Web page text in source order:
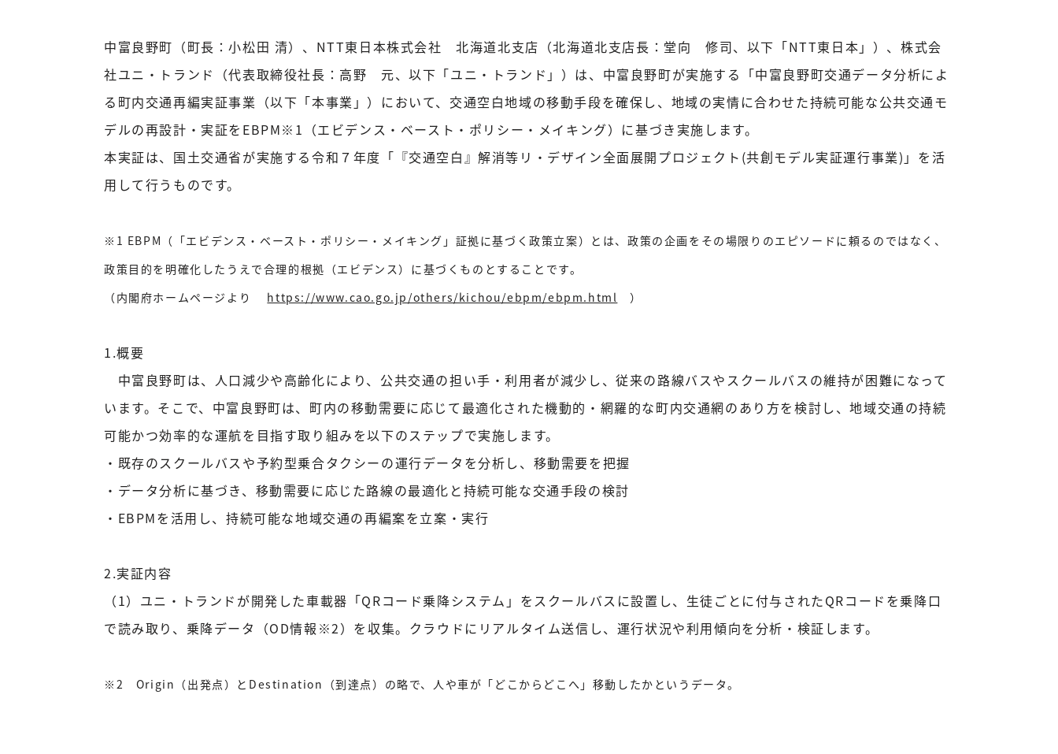
中富良野町（町長：小松田 清）、NTT東日本株式会社 北海道北支店（北海道北支店長：堂向 修司、以下「NTT東日本」）、株式会
社ユニ・トランド（代表取締役社長：高野 元、以下「ユニ・トランド」）は、中富良野町が実施する「中富良野町交通データ分析によ
る町内交通再編実証事業（以下「本事業」）において、交通空白地域の移動手段を確保し、地域の実情に合わせた持続可能な公共交通モ
デルの再設計・実証をEBPM※1（エビデンス・ベースト・ポリシー・メイキング）に基づき実施します。
本実証は、国土交通省が実施する令和７年度「『交通空白』解消等リ・デザイン全面展開プロジェクト(共創モデル実証運行事業)」を活
用して行うものです。
※1 EBPM（「エビデンス・ベースト・ポリシー・メイキング」証拠に基づく政策立案）とは、政策の企画をその場限りのエピソードに頼るのではなく、
政策目的を明確化したうえで合理的根拠（エビデンス）に基づくものとすることです。
（内閣府ホームページより https://www.cao.go.jp/others/kichou/ebpm/ebpm.html ）
1.概要
中富良野町は、人口減少や高齢化により、公共交通の担い手・利用者が減少し、従来の路線バスやスクールバスの維持が困難になって
います。そこで、中富良野町は、町内の移動需要に応じて最適化された機動的・網羅的な町内交通網のあり方を検討し、地域交通の持続
可能かつ効率的な運航を目指す取り組みを以下のステップで実施します。
・既存のスクールバスや予約型乗合タクシーの運行データを分析し、移動需要を把握
・データ分析に基づき、移動需要に応じた路線の最適化と持続可能な交通手段の検討
・EBPMを活用し、持続可能な地域交通の再編案を立案・実行
2.実証内容
（1）ユニ・トランドが開発した車載器「QRコード乗降システム」をスクールバスに設置し、生徒ごとに付与されたQRコードを乗降口
で読み取り、乗降データ（OD情報※2）を収集。クラウドにリアルタイム送信し、運行状況や利用傾向を分析・検証します。
※2 Origin（出発点）とDestination（到達点）の略で、人や車が「どこからどこへ」移動したかというデータ。